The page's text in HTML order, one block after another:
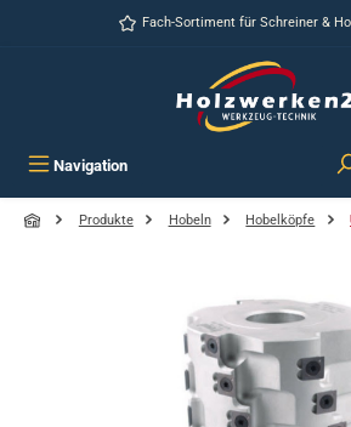
Zum Hauptinhalt springenFach-Sortiment für Schreiner &
Navigation
Produkte Hobeln Hobelköpfe